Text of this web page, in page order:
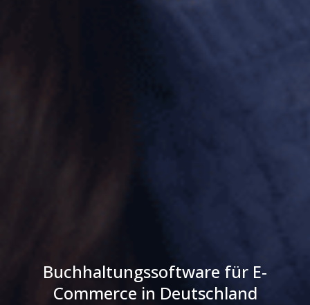
Buchhaltungssoftware für E-
Commerce in Deutschland